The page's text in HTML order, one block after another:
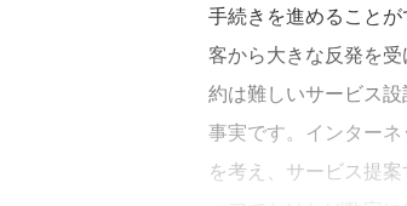
手続きを進めること
客から大きな反発を
約は難しいサービス
事実です。インター
を考え、サービス提